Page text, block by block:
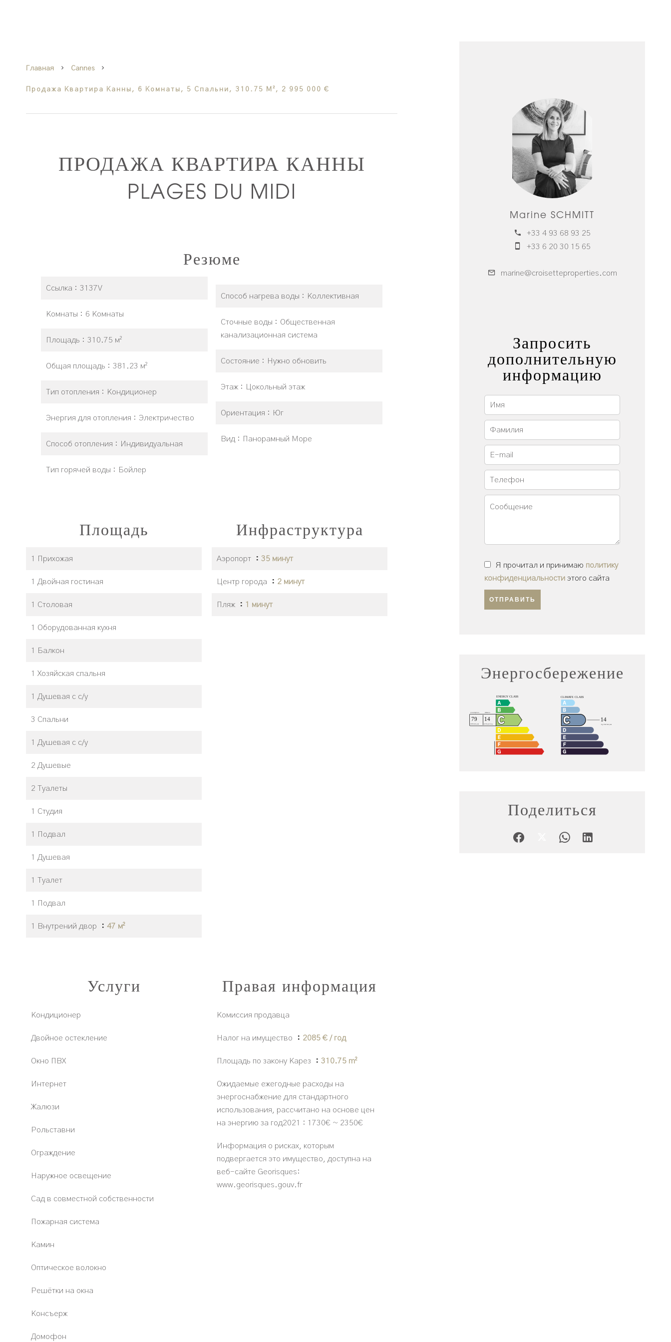
Главная Cannes
Продажа Квартира Канны, 6 Комнаты, 5 Спальни, 310.75 М², 2 995 000 €
ПРОДАЖА КВАРТИРА КАННЫ
PLAGES DU MIDI
Резюме
Ссылка 3137V
Комнаты 6 Комнаты
Площадь 310.75 м²
Общая площадь 381.23 м²
Тип отопления Кондиционер
Энергия для отопления Электричество
Способ отопления Индивидуальная
Тип горячей воды Бойлер
Способ нагрева воды Коллективная
Сточные воды
Общественная
канализационная система
Состояние Нужно обновить
Этаж Цокольный этаж
Ориентация Юг
Вид Панорамный Море
Площадь
1 Прихожая
1 Двойная гостиная
1 Столовая
1 Оборудованная кухня
1 Балкон
1 Хозяйская спальня
1 Душевая с с/у
3 Спальни
1 Душевая с с/у
2 Душевые
2 Туалеты
1 Студия
1 Подвал
1 Душевая
1 Туалет
1 Подвал
1 Внутрений двор 47 м²
Инфраструктура
Аэропорт 35 минут
Центр города 2 минут
Пляж 1 минут
Услуги
Кондиционер
Двойное остекление
Окно ПВХ
Интернет
Жалюзи
Рольставни
Ограждение
Наружное освещение
Сад в совместной собственности
Пожарная система
Камин
Оптическое волокно
Решётки на окна
Консъерж
Домофон
Правая информация
Комиссия продавца
Налог на имущество 2085 € / год
Площадь по закону Карез 310.75 m²
Ожидаемые ежегодные расходы на
энергоснабжение для стандартного
использования, рассчитано на основе цен
на энергию за год2021 : 1730€ ~ 2350€
Информация о рисках, которым
подвергается это имущество, доступна на
веб-сайте Georisques:
www.georisques.gouv.fr
Marine SCHMITT
+33 4 93 68 93 25
+33 6 20 30 15 65
marine@croisetteproperties.com
Запросить
дополнительную
информацию
Я прочитал и принимаю политику
конфиденциальности этого сайта
ОТПРАВИТЬ
Энергосбережение
Поделиться